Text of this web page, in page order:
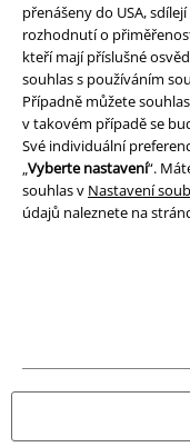
přenášeny do USA,
rozhodnutí o
kteří mají příslušné
souhlas s používáním
Případně můžete
v takovém případě se
Své individuální
„Vyberte nastavení“.
souhlas v Nastavení
údajů naleznete na
Prohlášení
Ochrana osobních údajů
Likvidace odpadu a
Prohlášení o shodě
Informace o přístupnosti